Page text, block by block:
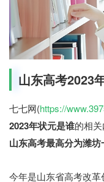
山东高考2023
七七网(https://
2023年状元是谁的相关
山东高考最高分为潍坊
今年是山东省高考改